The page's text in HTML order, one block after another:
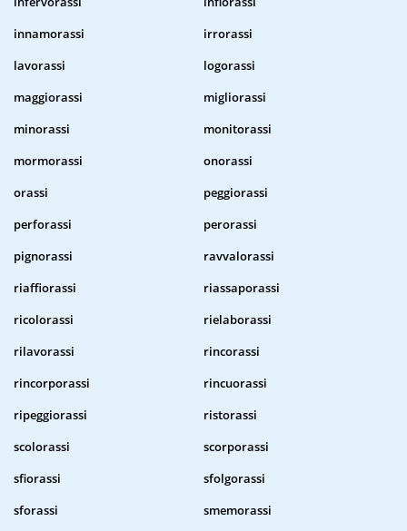
innamorassi
irrorassi
lavorassi
logorassi
maggiorassi
migliorassi
minorassi
monitorassi
mormorassi
onorassi
orassi
peggiorassi
perforassi
perorassi
pignorassi
ravvalorassi
riaffiorassi
riassaporassi
ricolorassi
rielaborassi
rilavorassi
rincorassi
rincorporassi
rincuorassi
ripeggiorassi
ristorassi
scolorassi
scorporassi
sfiorassi
sfolgorassi
sforassi
smemorassi